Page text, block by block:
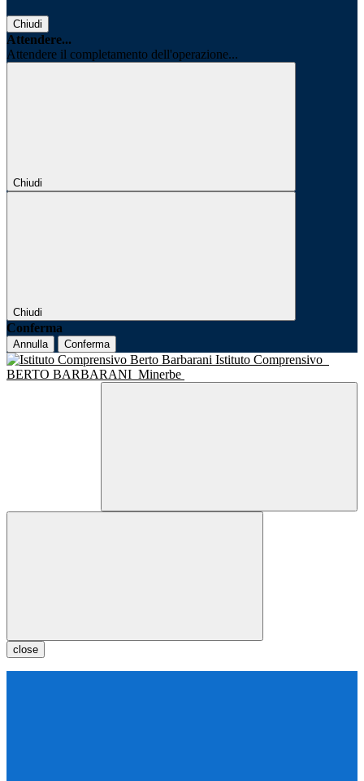
Chiudi
Attendere...
Attendere il completamento dell'operazione...
Chiudi
Chiudi
Conferma
Annulla Conferma
Istituto Comprensivo
BERTO BARBARANI Minerbe
close